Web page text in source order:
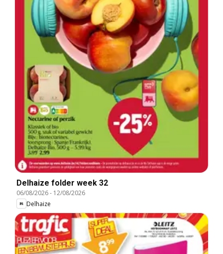
Delhaize folder week 32
06/08/2026- 12/08/2026
Delhaize